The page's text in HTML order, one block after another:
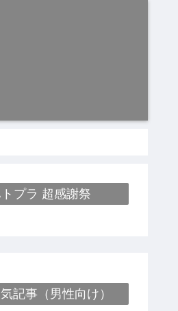
トプラ 超感謝祭
記事（男性向け）